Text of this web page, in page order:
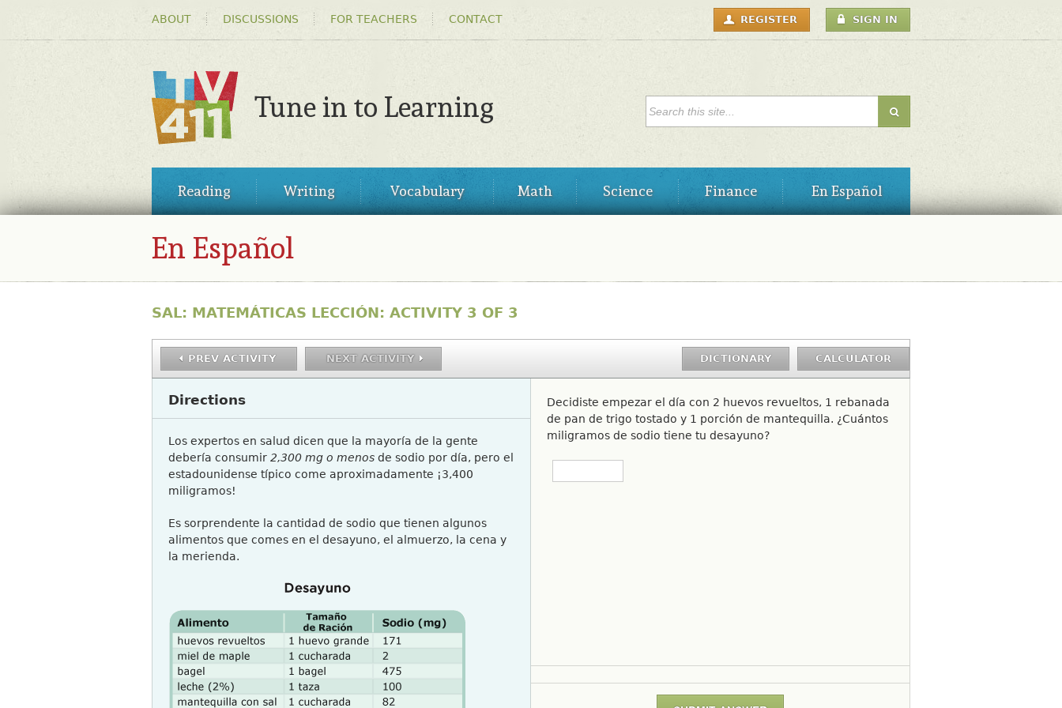
main
content
MENU
ABOUT DISCUSSIONS FOR TEACHERS CONTACT
USER
MENU REGISTER SIGN IN
TV411
Tune in to Learning SEARCH FORM
MENUReading Writing Vocabulary Math Science Finance En Español
En Español
SAL: MATEMÁTICAS LECCIÓN: ACTIVITY 3 OF 3
PREV ACTIVITY NEXT ACTIVITY DICTIONARY CALCULATOR
Directions
Los expertos en salud dicen que la mayoría de la gente
debería consumir 2,300 mg o menos de sodio por día, pero el
estadounidense típico come aproximadamente ¡3,400
miligramos!
Es sorprendente la cantidad de sodio que tienen algunos
alimentos que comes en el desayuno, el almuerzo, la cena y
la merienda.
ESSCIENCE4_A3_Q1-5.PNG
Decidiste empezar el día con 2 huevos revueltos, 1 rebanada
de pan de trigo tostado y 1 porción de mantequilla. ¿Cuántos
miligramos de sodio tiene tu desayuno?